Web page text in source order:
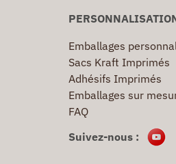
Emballages
Sacs Kraft Imprimés
Adhésifs Imprimés
Emballages sur
FAQ
Suivez-nous :